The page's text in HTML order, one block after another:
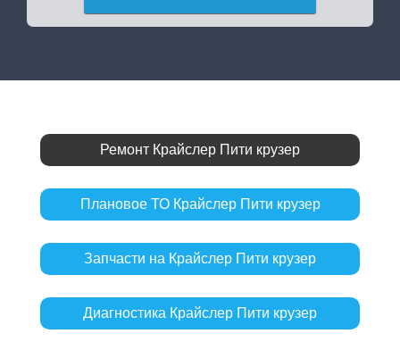
Ремонт Крайслер Пити крузер
Плановое ТО Крайслер Пити крузер
Запчасти на Крайслер Пити крузер
Диагностика Крайслер Пити крузер